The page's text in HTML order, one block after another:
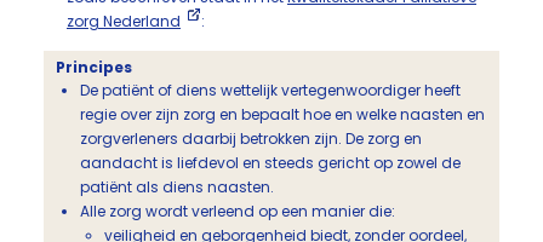
zorg Nederland
:
Principes
De patiënt of diens wettelijk vertegenwoordiger heeft
regie over zijn zorg en bepaalt hoe en welke naasten en
zorgverleners daarbij betrokken zijn. De zorg en
aandacht is liefdevol en steeds gericht op zowel de
patiënt als diens naasten.
Alle zorg wordt verleend op een manier die:
veiligheid en geborgenheid biedt, zonder oordeel,